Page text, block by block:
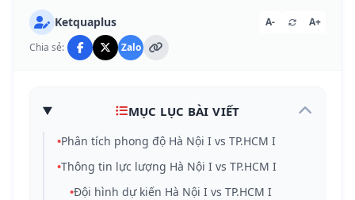
Ketquaplus A-
A+
Chia sẻ:
Zalo
MỤC LỤC BÀI VIẾT
•Phân tích phong độ Hà Nội I vs TP.HCM I
•Thông tin lực lượng Hà Nội I vs TP.HCM I
•Đội hình dự kiến Hà Nội I vs TP.HCM I